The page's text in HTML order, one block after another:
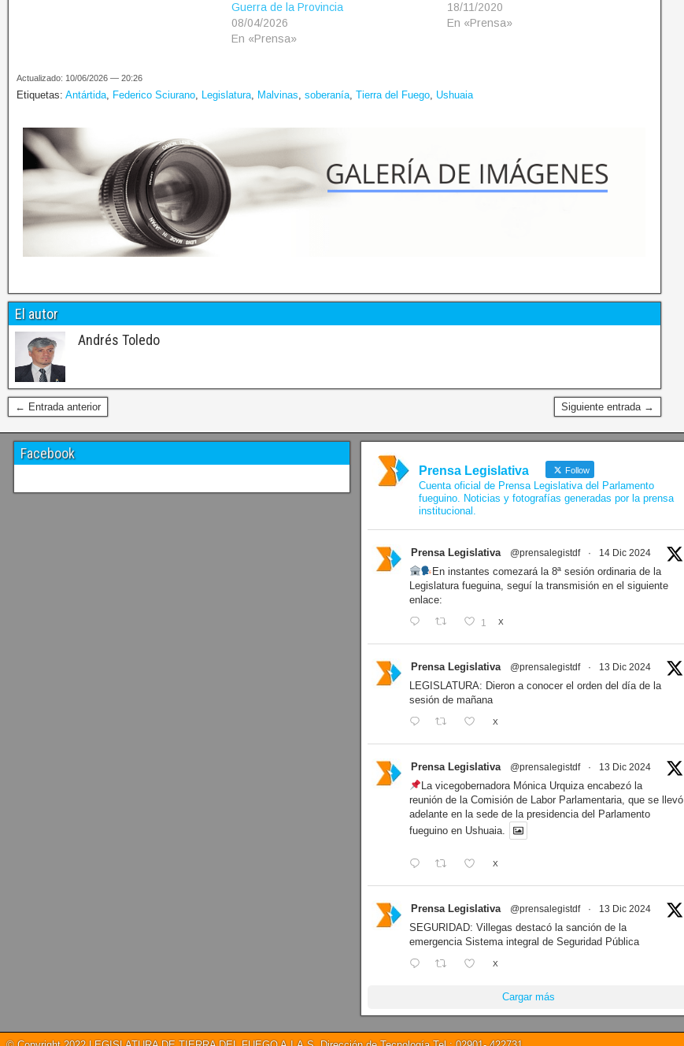
Guerra de la Provincia
08/04/2026
En «Prensa»
18/11/2020
En «Prensa»
Actualizado: 10/06/2026 — 20:26
Etiquetas: Antártida, Federico Sciurano, Legislatura, Malvinas, soberanía, Tierra del Fuego, Ushuaia
El autor
Andrés Toledo
← Entrada anterior Siguiente entrada →
Facebook
Prensa Legislativa Follow
Cuenta oficial de Prensa Legislativa del Parlamento
fueguino. Noticias y fotografías generadas por la prensa
institucional.
Prensa Legislativa @prensalegistdf · 14 Dic 2024
En instantes comezará la 8ª sesión ordinaria de la
Legislatura fueguina, seguí la transmisión en el siguiente
enlace:
1 X
Prensa Legislativa @prensalegistdf · 13 Dic 2024
LEGISLATURA: Dieron a conocer el orden del día de la
sesión de mañana
X
Prensa Legislativa @prensalegistdf · 13 Dic 2024
La vicegobernadora Mónica Urquiza encabezó la
reunión de la Comisión de Labor Parlamentaria, que se llevó
adelante en la sede de la presidencia del Parlamento
fueguino en Ushuaia.
X
Prensa Legislativa @prensalegistdf · 13 Dic 2024
SEGURIDAD: Villegas destacó la sanción de la
emergencia Sistema integral de Seguridad Pública
X
Cargar más